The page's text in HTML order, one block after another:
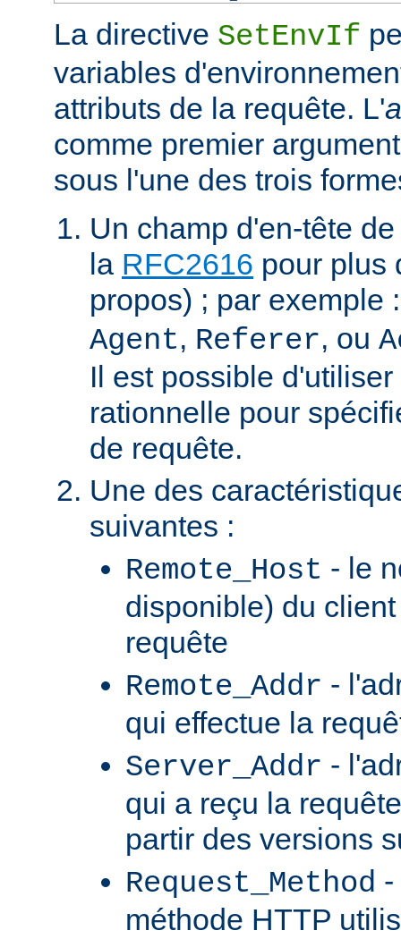
La directive SetEnvIf
variables
attributs de la requête. L'
comme premier
sous l'une des trois
Un champ d'en-tête
la RFC2616 pour plus
propos) ; par exemple
Agent, Referer, ou
Il est possible
rationnelle pour
de requête.
Une des
suivantes :
Remote_Host - le
disponible) du
requête
Remote_Addr -
qui effectue la
Server_Addr -
qui a reçu la
partir des versions
Request_Method
méthode HTTP